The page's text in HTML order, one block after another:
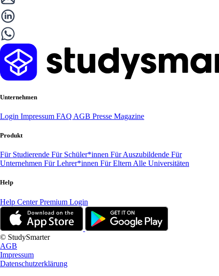
Unternehmen
Login Impressum FAQ AGB Presse Magazine
Produkt
Für Studierende Für Schüler*innen Für Auszubildende Für
Unternehmen Für Lehrer*innen Für Eltern Alle Universitäten
Help
Help CenterPremium Login
© StudySmarter
AGB
Impressum
Datenschutzerklärung